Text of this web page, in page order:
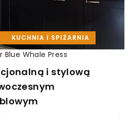
KUCHNIA I SPIŻARNIA
Blue Whale Press
i stylową